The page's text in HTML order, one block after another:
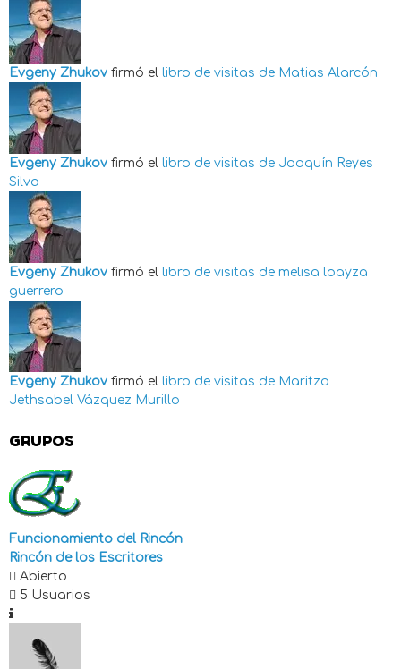
Evgeny Zhukov firmó el libro de visitas de Matias Alarcón
Evgeny Zhukov firmó el libro de visitas de Joaquín Reyes
Silva
Evgeny Zhukov firmó el libro de visitas de melisa loayza
guerrero
Evgeny Zhukov firmó el libro de visitas de Maritza
Jethsabel Vázquez Murillo
GRUPOS
Funcionamiento del Rincón
Rincón de los Escritores
Abierto
5 Usuarios